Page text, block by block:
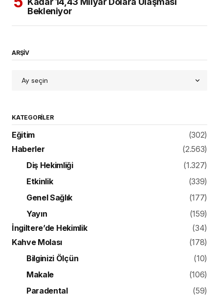
Bekleniyor
ARŞİV
KATEGORILER
Eğitim
(302)
Haberler
(2.563)
Diş Hekimliği
(1.327)
Etkinlik
(339)
Genel Sağlık
(177)
Yayın
(159)
İngiltere’de Hekimlik
(34)
Kahve Molası
(178)
Bilginizi Ölçün
(10)
Makale
(106)
Paradental
(59)